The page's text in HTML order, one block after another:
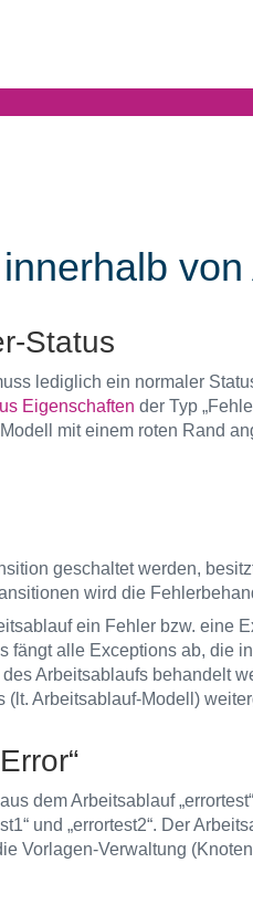
Status
lediglich ein normaler
Eigenschaften der Typ
mit einem roten Rand
geschaltet werden,
wird die
ein Fehler bzw. eine
fängt alle Exceptions ab, die
Arbeitsablaufs behandelt
Arbeitsablauf-Modell)
dem Arbeitsablauf
und „errortest2“. Der
Vorlagen-Verwaltung (Knoten